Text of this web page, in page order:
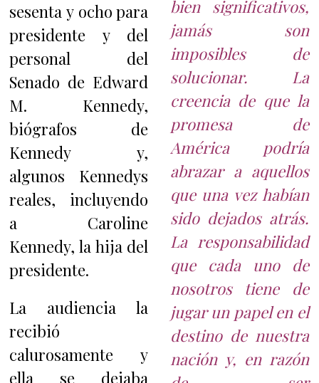
sesenta y ocho para
presidente y del
personal del
Senado de Edward
M. Kennedy,
biógrafos de
Kennedy y,
algunos Kennedys
reales, incluyendo
a Caroline
Kennedy, la hija del
presidente.
La audiencia la
recibió
calurosamente y
ella se dejaba
bien significativos,
jamás son
imposibles de
solucionar. La
creencia de que la
promesa de
América podría
abrazar a aquellos
que una vez habían
sido dejados atrás.
La responsabilidad
que cada uno de
nosotros tiene de
jugar un papel en el
destino de nuestra
nación y, en razón